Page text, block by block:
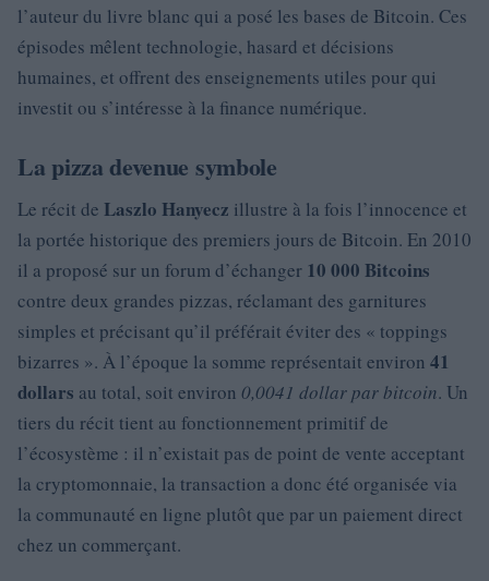
l’auteur du livre blanc qui a posé les bases de Bitcoin. Ces
épisodes mêlent technologie, hasard et décisions
humaines, et offrent des enseignements utiles pour qui
investit ou s’intéresse à la finance numérique.
La pizza devenue symbole
Le récit de Laszlo Hanyecz illustre à la fois l’innocence et
la portée historique des premiers jours de Bitcoin. En 2010
il a proposé sur un forum d’échanger 10 000 Bitcoins
contre deux grandes pizzas, réclamant des garnitures
simples et précisant qu’il préférait éviter des « toppings
bizarres ». À l’époque la somme représentait environ 41
dollars au total, soit environ 0,0041 dollar par bitcoin. Un
tiers du récit tient au fonctionnement primitif de
l’écosystème : il n’existait pas de point de vente acceptant
la cryptomonnaie, la transaction a donc été organisée via
la communauté en ligne plutôt que par un paiement direct
chez un commerçant.